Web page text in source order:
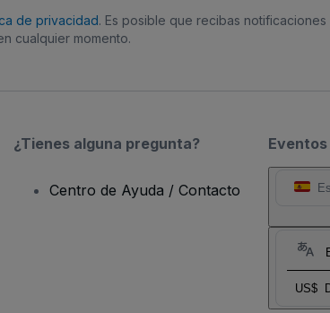
de privacidad. Es posible que recibas
cualquier momento.
US$
¿Tienes alguna pregunta?
Centro de Ayuda / Contacto